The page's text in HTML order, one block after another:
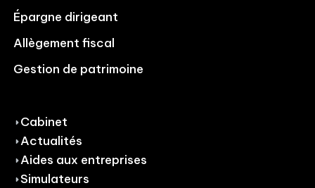
Épargne dirigeant
Allègement fiscal
Gestion de patrimoine
Cabinet
Actualités
Aides aux entreprises
Simulateurs